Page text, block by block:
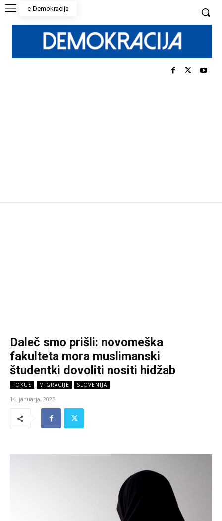
e-Demokracija
Daleč smo prišli: novomeška
fakulteta mora muslimanski
študentki dovoliti nositi hidžab
FOKUS MIGRACIJE SLOVENIJA
14. januarja, 2025